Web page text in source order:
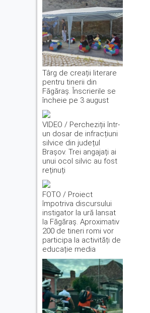
Târg de creații literare
pentru tinerii din
Făgăraș. Înscrierile se
încheie pe 3 august
VIDEO / Percheziții într-
un dosar de infracțiuni
silvice din județul
Brașov. Trei angajați ai
unui ocol silvic au fost
reținuți
FOTO / Proiect
împotriva discursului
instigator la ură lansat
la Făgăraș. Aproximativ
200 de tineri romi vor
participa la activități de
educație media